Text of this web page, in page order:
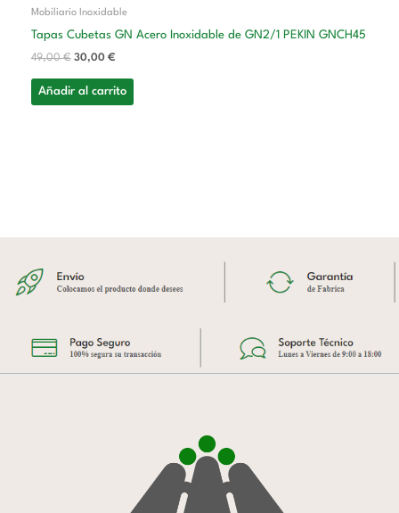
Mobiliario Inoxidable
Tapas Cubetas GN Acero Inoxidable de GN2/1 PEKIN GNCH45
49,00€ 30,00 €
Añadir al carrito